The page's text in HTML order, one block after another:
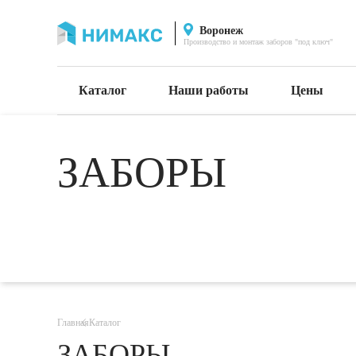
Воронеж
Производство и монтаж заборов "под ключ"
Каталог Наши работы Цены
ЗАБОРЫ
Главная Каталог
Даю согласие на